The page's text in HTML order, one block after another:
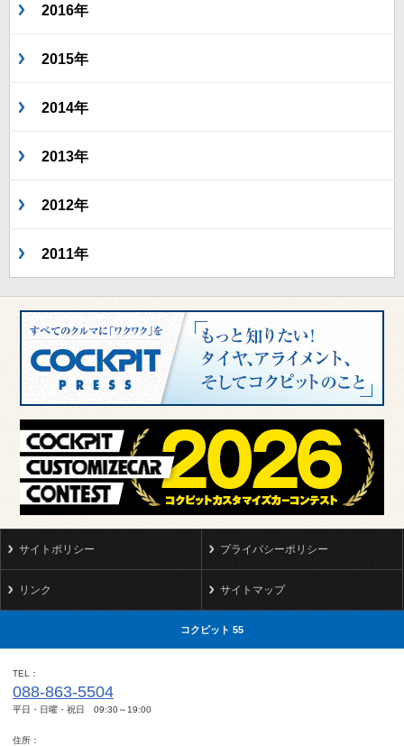
2016年
2015年
2014年
2013年
2012年
2011年
サイトポリシー プライバシーポリシー
リンク サイトマップ
コクピット 55
TEL
088-863-5504
平日・日曜・祝日 09:30～19:00
住所